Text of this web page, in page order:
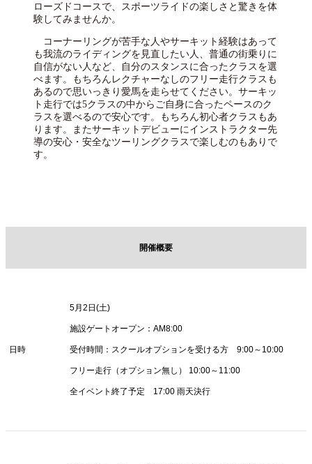
ローズドコースで、スポーツライドの楽しさと驚きを体
験してみませんか。
コーナーリングが苦手な人やサーキット経験はあって
も我流のライディングを見直したい人、普通の街乗りに
自信がない人など、自分のスタンスに合ったクラスを選
べます。もちろんレクチャーなしのフリー走行クラスも
あるので思いっきり愛馬を走らせてください。サーキッ
ト走行では5クラスの中からご自身に合ったペースのク
ラスを選べるので安心です。もちろん初心者クラスもあ
ります。またサーキットデビューにインストラクター先
導の安心・安全なツーリングクラスで楽しむのもありで
す。
開催概要
日時
5月2日(土)
施設ゲートオープン：AM8:00
受付時間：スクールオプションを受ける方 9:00～10:00
フリー走行（オプション無し） 10:00～11:00
全イベント終了予定 17:00 雨天決行